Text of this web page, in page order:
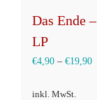
Das Ende
LP
€4,90 – €19,90
inkl. MwSt.